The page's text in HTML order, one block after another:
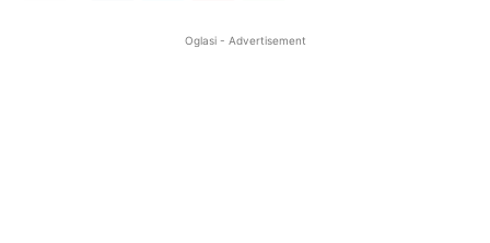
Oglasi - Advertisement